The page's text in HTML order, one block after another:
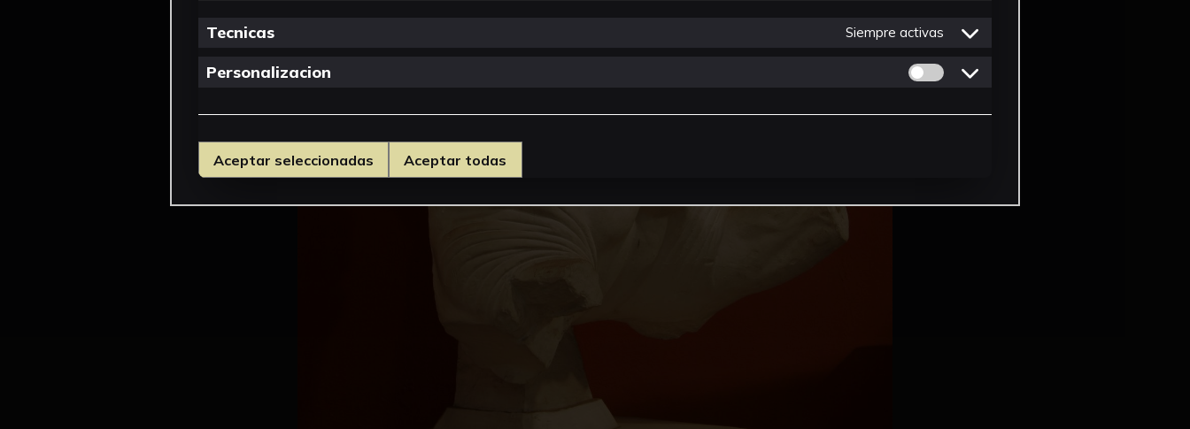
Tecnicas Siempre activas
Personalizacion Permitir cookies de Personalizacion
Aceptar seleccionadas Aceptar todas